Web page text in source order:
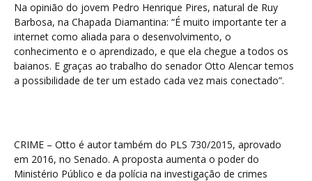
Na opinião do jovem Pedro Henrique Pires, natural de Ruy
Barbosa, na Chapada Diamantina: “É muito importante ter a
internet como aliada para o desenvolvimento, o
conhecimento e o aprendizado, e que ela chegue a todos os
baianos. E graças ao trabalho do senador Otto Alencar temos
a possibilidade de ter um estado cada vez mais conectado”.
CRIME – Otto é autor também do PLS 730/2015, aprovado
em 2016, no Senado. A proposta aumenta o poder do
Ministério Público e da polícia na investigação de crimes